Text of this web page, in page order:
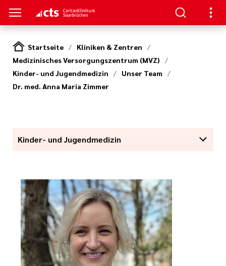
Aufenthalts
(CKS)
/ Orientierung
Startseite
Kliniken & Zentren
Medizinisches Versorgungszentrum (MVZ)
Kinder- und Jugendmedizin
Unser Team
Dr. med. Anna Maria Zimmer
Kinder- und Jugendmedizin